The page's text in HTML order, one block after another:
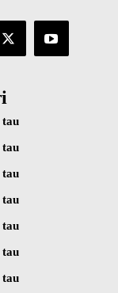
tau
tau
tau
tau
tau
tau
tau